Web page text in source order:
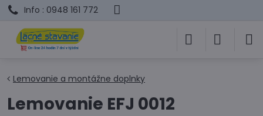
Info : 0948 161 772
Lemovanie a montážne doplnky
Lemovanie EFJ 0012